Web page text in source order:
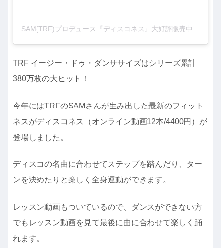
TRF イージー・ドゥ・ダンササイズはシリーズ累計
380万枚の大ヒット！
今年にはTRFのSAMさんが生み出した最新のフィット
ネスがディスコネス（オンライン動画12本/4400円）が
登場しました。
ディスコの名曲に合わせてステップを踏んだり、ター
ンを決めたりと楽しく全身運動ができます。
レッスン動画もついているので、ダンスができない方
でもレッスン動画を見て最後に曲に合わせて楽しく踊
れます。